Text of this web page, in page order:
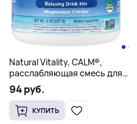
Natural Vitality, CALM®,
расслабляющая смесь для
приготовления напитка,
малина и лимон, 226 г (8
унций)
94 руб.
КУПИТЬ